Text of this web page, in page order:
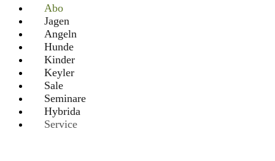
Abo
Jagen
Angeln
Hunde
Kinder
Keyler
Sale
Seminare
Hybrida
Service